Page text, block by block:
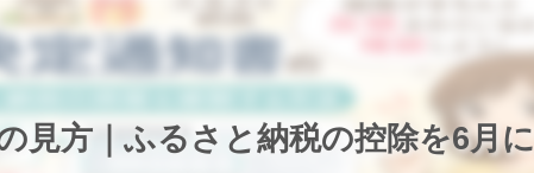
見方｜ふるさと納税の控除を6月に